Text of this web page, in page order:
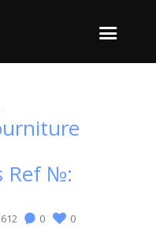
Ref №:
0 0